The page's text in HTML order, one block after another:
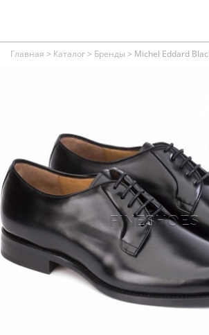
Главная > Каталог> Бренды > Michel Eddard